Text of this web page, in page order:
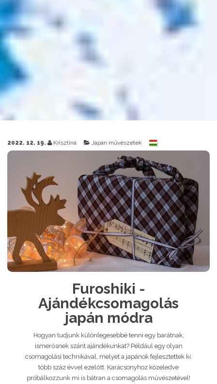
2022. 12. 19. Krisztina Japán művészetek
Furoshiki -
Ajándékcsomagolás
japán módra
Hogyan tudjunk különlegesebbé tenni egy barátnak,
ismerősnek szánt ajándékunkat? Például egy olyan
csomagolási technikával, melyet a japánok fejlesztettek ki.
több száz évvel ezelőtt. Karácsonyhoz közeledve
próbálkozzunk mi is bátran a csomagolás művészetével!